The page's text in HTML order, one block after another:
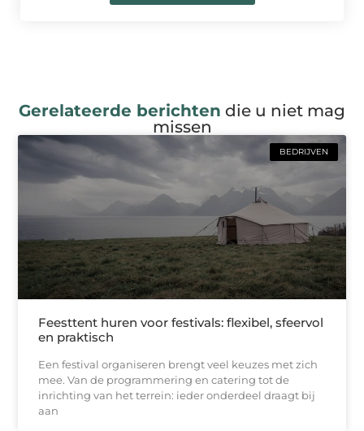
Gerelateerde berichten die u niet mag
missen
BEDRIJVEN
Feesttent huren voor festivals: flexibel, sfeervol
en praktisch
Een festival organiseren brengt veel keuzes met zich
mee. Van de programmering en catering tot de
inrichting van het terrein: ieder onderdeel draagt bij
aan